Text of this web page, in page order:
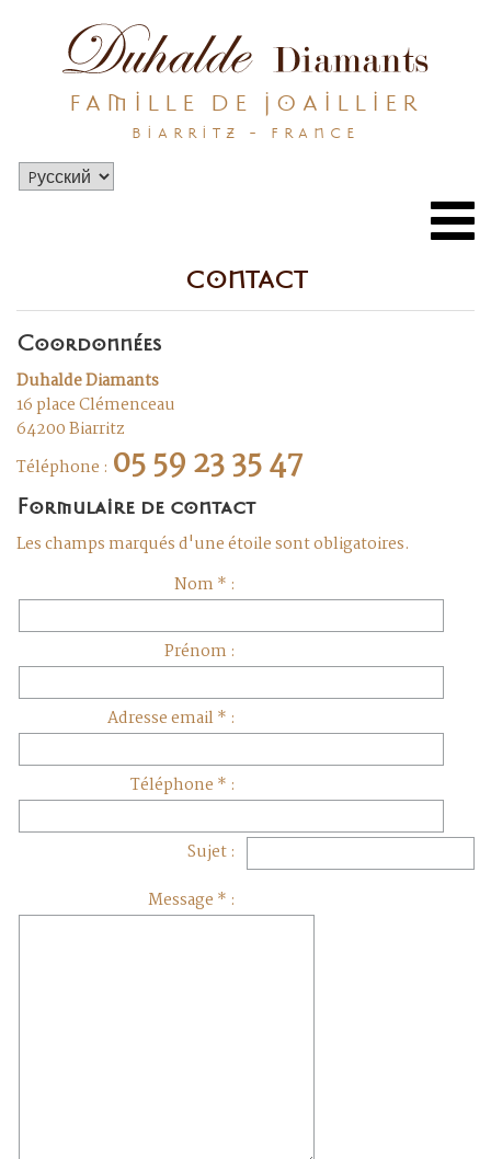
FAMILLE DE JOAILLIER
BIARRITZ - FRANCE
CONTACT
Coordonnées
Duhalde Diamants
16 place Clémenceau
64200 Biarritz
Téléphone : 05 59 23 35 47
Formulaire de contact
Les champs marqués d'une étoile sont obligatoires.
Nom * :
Prénom :
Adresse email * :
Téléphone * :
Sujet :
Message * :